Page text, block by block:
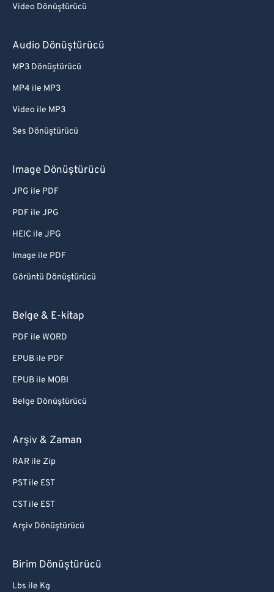
Video Dönüştürücü
Audio Dönüştürücü
MP3 Dönüştürücü
MP4 ile MP3
Video ile MP3
Ses Dönüştürücü
Image Dönüştürücü
JPG ile PDF
PDF ile JPG
HEIC ile JPG
Image ile PDF
Görüntü Dönüştürücü
Belge & E-kitap
PDF ile WORD
EPUB ile PDF
EPUB ile MOBI
Belge Dönüştürücü
Arşiv & Zaman
RAR ile Zip
PST ile EST
CST ile EST
Arşiv Dönüştürücü
Birim Dönüştürücü
Lbs ile Kg